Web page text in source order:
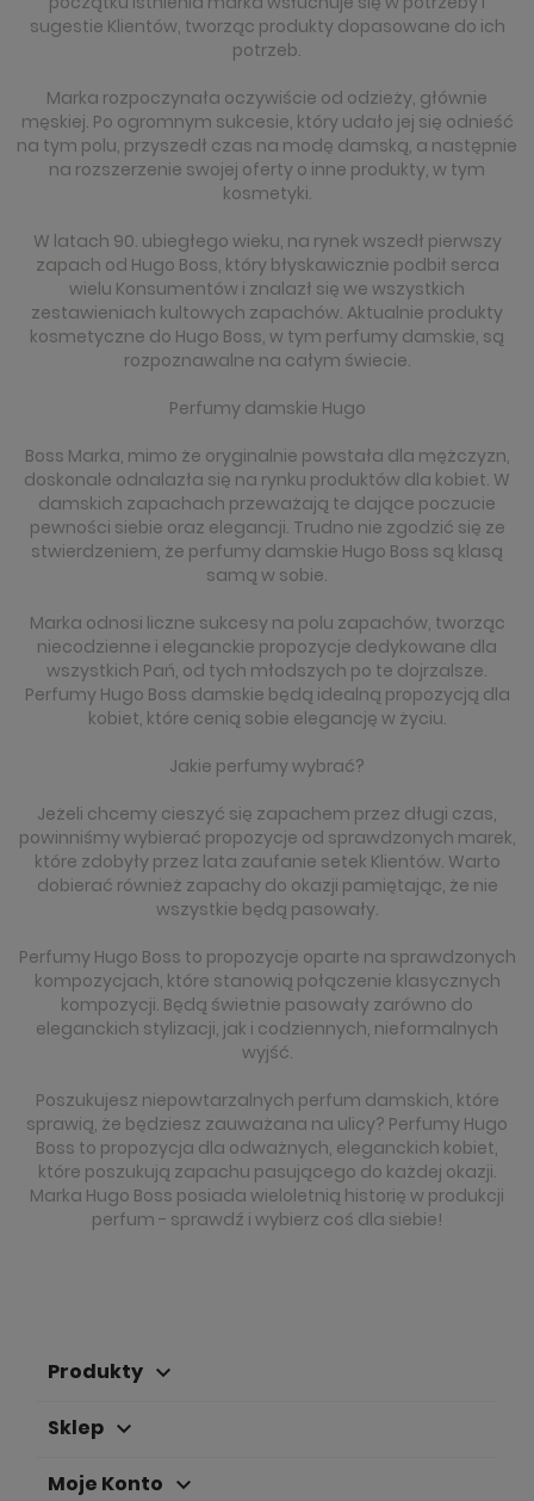
sugestie Klientów, tworząc produkty dopasowane do ich
potrzeb.
Marka rozpoczynała oczywiście od odzieży, głównie
męskiej. Po ogromnym sukcesie, który udało jej się odnieść
na tym polu, przyszedł czas na modę damską, a następnie
na rozszerzenie swojej oferty o inne produkty, w tym
kosmetyki.
W latach 90. ubiegłego wieku, na rynek wszedł pierwszy
zapach od Hugo Boss, który błyskawicznie podbił serca
wielu Konsumentów i znalazł się we wszystkich
zestawieniach kultowych zapachów. Aktualnie produkty
kosmetyczne do Hugo Boss, w tym perfumy damskie, są
rozpoznawalne na całym świecie.
Perfumy damskie Hugo
Boss Marka, mimo że oryginalnie powstała dla mężczyzn,
doskonale odnalazła się na rynku produktów dla kobiet. W
damskich zapachach przeważają te dające poczucie
pewności siebie oraz elegancji. Trudno nie zgodzić się ze
stwierdzeniem, że perfumy damskie Hugo Boss są klasą
samą w sobie.
Marka odnosi liczne sukcesy na polu zapachów, tworząc
niecodzienne i eleganckie propozycje dedykowane dla
wszystkich Pań, od tych młodszych po te dojrzalsze.
Perfumy Hugo Boss damskie będą idealną propozycją dla
kobiet, które cenią sobie elegancję w życiu.
Jakie perfumy wybrać?
Jeżeli chcemy cieszyć się zapachem przez długi czas,
powinniśmy wybierać propozycje od sprawdzonych marek,
które zdobyły przez lata zaufanie setek Klientów. Warto
dobierać również zapachy do okazji pamiętając, że nie
wszystkie będą pasowały.
Perfumy Hugo Boss to propozycje oparte na sprawdzonych
kompozycjach, które stanowią połączenie klasycznych
kompozycji. Będą świetnie pasowały zarówno do
eleganckich stylizacji, jak i codziennych, nieformalnych
wyjść.
Poszukujesz niepowtarzalnych perfum damskich, które
sprawią, że będziesz zauważana na ulicy? Perfumy Hugo
Boss to propozycja dla odważnych, eleganckich kobiet,
które poszukują zapachu pasującego do każdej okazji.
Marka Hugo Boss posiada wieloletnią historię w produkcji
perfum - sprawdź i wybierz coś dla siebie!
Produkty keyboard_arrow_down
Sklep keyboard_arrow_down
Moje Konto keyboard_arrow_down